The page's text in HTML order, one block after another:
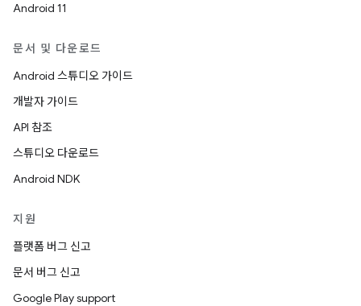
Android 11
문서 및 다운로드
Android 스튜디오 가이드
개발자 가이드
API 참조
스튜디오 다운로드
Android NDK
지원
플랫폼 버그 신고
문서 버그 신고
Google Play support